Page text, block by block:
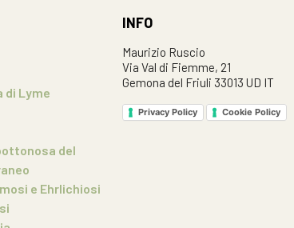
di Lyme
del
e Ehrlichiosi
INFO
Maurizio Ruscio
Via Val di Fiemme, 21
Gemona del Friuli 33013 UD IT
Privacy Policy Cookie Policy